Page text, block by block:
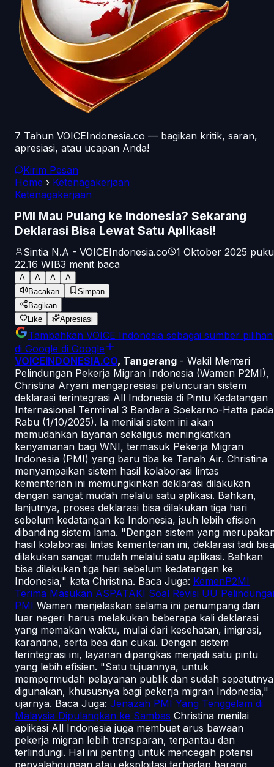
7 Tahun VOICEIndonesia.co — bagikan kritik, saran,
apresiasi, atau ucapan Anda!
Kirim Pesan
Home › Ketenagakerjaan
Ketenagakerjaan
PMI Mau Pulang ke Indonesia? Sekarang
Deklarasi Bisa Lewat Satu Aplikasi!
Sintia N.A - VOICEIndonesia.co
1 Oktober 2025
22.16 WIB3 menit baca
A A A
A
Bacakan
Simpan
Bagikan
Like
Apresiasi
Tambahkan VOICE Indonesia sebagai sumber pilihan
di Google di Google
VOICEINDONESIA.CO, Tangerang - Wakil Menteri
Pelindungan Pekerja Migran Indonesia (Wamen P2MI),
Christina Aryani mengapresiasi peluncuran sistem
deklarasi terintegrasi All Indonesia di Pintu Kedatangan
Internasional Terminal 3 Bandara Soekarno-Hatta pada
Rabu (1/10/2025). Ia menilai sistem ini akan
memudahkan layanan sekaligus meningkatkan
kenyamanan bagi WNI, termasuk Pekerja Migran
Indonesia (PMI) yang baru tiba ke Tanah Air. Christina
menyampaikan sistem hasil kolaborasi lintas
kementerian ini memungkinkan deklarasi dilakukan
dengan sangat mudah melalui satu aplikasi. Bahkan,
lanjutnya, proses deklarasi bisa dilakukan tiga hari
sebelum kedatangan ke Indonesia, jauh lebih efisien
dibanding sistem lama. "Dengan sistem yang
hasil kolaborasi lintas kementerian ini, deklarasi tadi bisa
dilakukan sangat mudah melalui satu aplikasi. Bahkan
bisa dilakukan tiga hari sebelum kedatangan ke
Indonesia," kata Christina. Baca Juga: KemenP2MI
Terima Masukan ASPATAKI Soal Revisi UU
PMI Wamen menjelaskan selama ini penumpang dari
luar negeri harus melakukan beberapa kali deklarasi
yang memakan waktu, mulai dari kesehatan, imigrasi,
karantina, serta bea dan cukai. Dengan sistem
terintegrasi ini, layanan dipangkas menjadi satu pintu
yang lebih efisien. "Satu tujuannya, untuk
mempermudah pelayanan publik dan sudah sepatutnya
digunakan, khususnya bagi pekerja migran Indonesia,"
ujarnya. Baca Juga: Jenazah PMI Yang Tenggelam di
Malaysia Dipulangkan ke Sambas Christina menilai
aplikasi All Indonesia juga membuat arus bawaan
pekerja migran lebih transparan, terpantau dan
terlindungi. Hal ini penting untuk mencegah potensi
penyalahgunaan atau eksploitasi terhadap barang